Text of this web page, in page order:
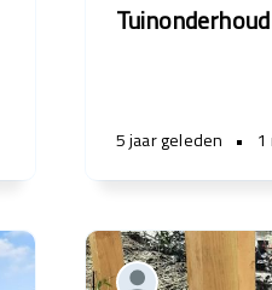
5 jaar geleden • 1